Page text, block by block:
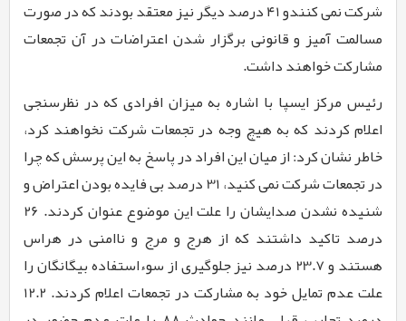
شرکت نمی کنندو۴1درصد دیگر نیز معتقد بودند که در صورت
مسالمت آمیز و قانونی برگزار شدن اعتراضات در آن تجمعات
مشارکت خواهند داشت.
رئیس مرکز ایسپا با اشاره به میزان افرادی که در نظرسنجی
اعلام کردند که به هیچ وجه در تجمعات شرکت نخواهند کرد،
خاطر نشان کرد: از میان این افراد در پاسخ به این پرسش که چرا
در تجمعات شرکت نمی کنید،31درصد بی فایده بودن اعتراض و
شنیده نشدن صدایشان را علت این موضوع عنوان کردند. 26
درصد تاکید داشتند که از هرج و مرج و ناامنی در هراس
هستند و23.7درصد نیز جلوگیری از سوءاستفاده بیگانگان را
علت عدم تمایل خود به مشارکت در تجمعات اعلام کردند. 12.2